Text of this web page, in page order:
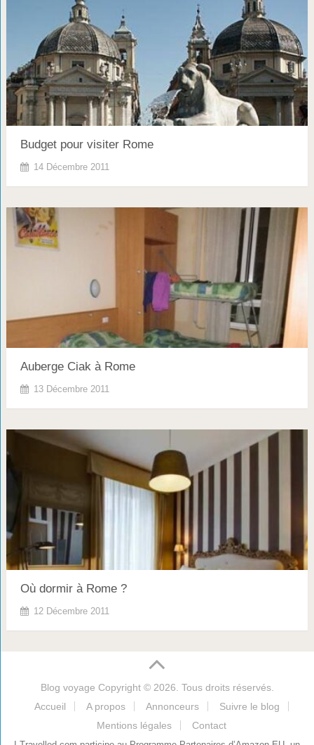
Budget pour visiter Rome
14 Décembre 2011
Auberge Ciak à Rome
13 Décembre 2011
Où dormir à Rome ?
12 Décembre 2011
Blog voyage Copyright © 2026. Tous droits réservés.
Accueil
A propos Annonceurs
Suivre le blog
Mentions légales
Contact